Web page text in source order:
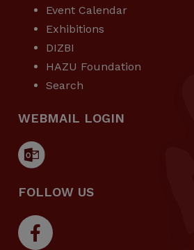
Event Calendar
Exhibitions
DIZBI
HAZU Foundation
Search
WEBMAIL LOGIN
FOLLOW US